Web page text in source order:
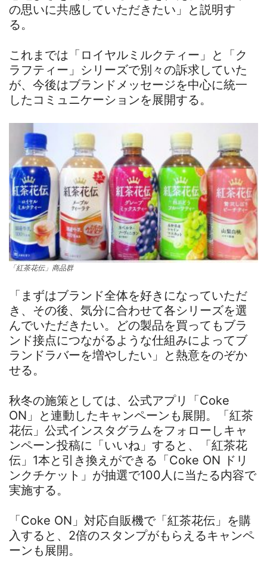
の思いに共感していただきたい」と説明す
る。
これまでは「ロイヤルミルクティー」と「ク
ラフティー」シリーズで別々の訴求していた
が、今後はブランドメッセージを中心に統一
したコミュニケーションを展開する。
「紅茶花伝」商品群
「まずはブランド全体を好きになっていただ
き、その後、気分に合わせて各シリーズを選
んでいただきたい。どの製品を買ってもブラ
ンド接点につながるような仕組みによってブ
ランドラバーを増やしたい」と熱意をのぞか
せる。
秋冬の施策としては、公式アプリ「Coke
ON」と連動したキャンペーンも展開。「紅茶
花伝」公式インスタグラムをフォローしキャ
ンペーン投稿に「いいね」すると、「紅茶花
伝」1本と引き換えができる「Coke ON ドリ
ンクチケット」が抽選で100人に当たる内容で
実施する。
「Coke ON」対応自販機で「紅茶花伝」を購
入すると、2倍のスタンプがもらえるキャンペ
ーンも展開。